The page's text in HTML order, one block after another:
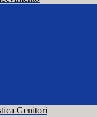
Genitori